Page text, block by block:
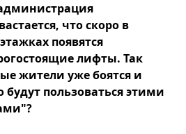
что скоро в
появятся
лифты. Так
жители уже боятся и
будут пользоваться этими